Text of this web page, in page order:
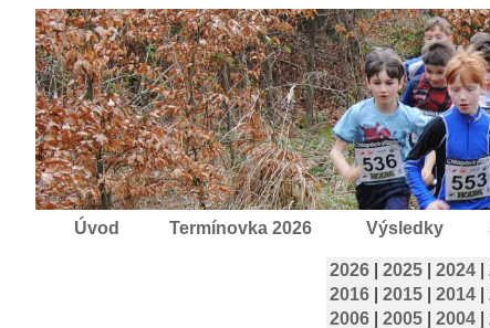
Úvod Termínovka 2026 Výsledky
2026 2025 2024
2016
2015 2014
2006
2005 2004